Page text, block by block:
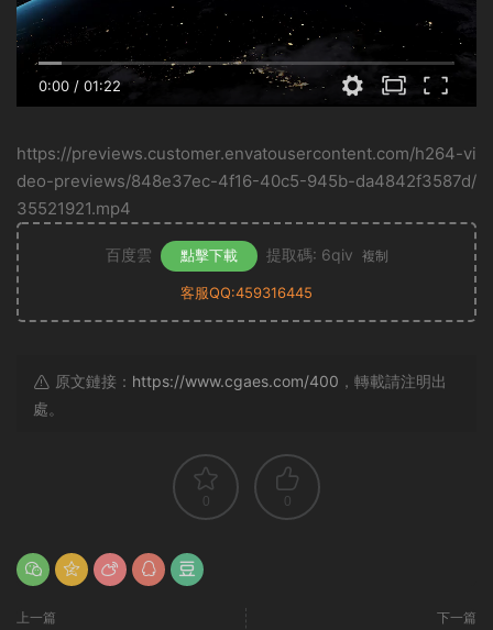
0:00 / 01:22
https://previews.customer.envatousercontent.com/h264-vi
deo-previews/848e37ec-4f16-40c5-945b-da4842f3587d/
35521921.mp4
百度雲 點擊下載 提取碼: 6qiv 複制
客服QQ:459316445
原文鏈接： https://www.cgaes.com/400 ，轉載請注明出
處。
0 0
上一篇 下一篇